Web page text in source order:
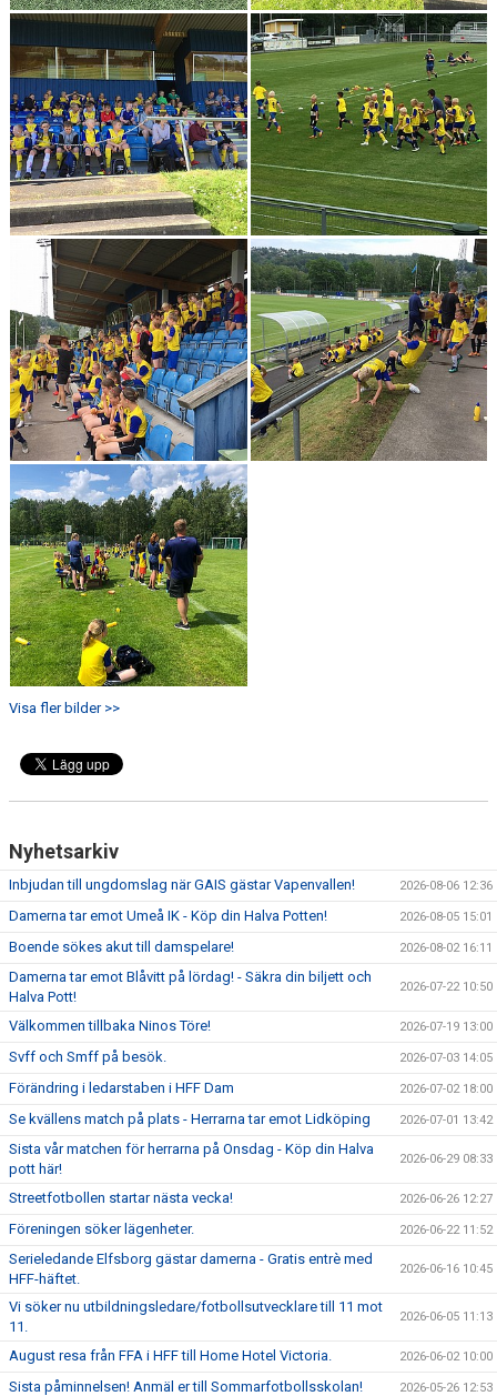
"VAPENDRAGARE 2026"
FRITIDSKORTET/AVGIFTER
Visa fler bilder >>
Nyhetsarkiv
Inbjudan till ungdomslag när GAIS gästar Vapenvallen! 2026-08-06 12:36
Damerna tar emot Umeå IK - Köp din Halva Potten! 2026-08-05 15:01
Boende sökes akut till damspelare! 2026-08-02 16:11
Damerna tar emot Blåvitt på lördag! - Säkra din biljett och
Halva Pott!
2026-07-22 10:50
Välkommen tillbaka Ninos Töre! 2026-07-19 13:00
Svff och Smff på besök. 2026-07-03 14:05
Förändring i ledarstaben i HFF Dam 2026-07-02 18:00
Se kvällens match på plats - Herrarna tar emot Lidköping 2026-07-01 13:42
Sista vår matchen för herrarna på Onsdag - Köp din Halva
pott här!
2026-06-29 08:33
Streetfotbollen startar nästa vecka! 2026-06-26 12:27
Föreningen söker lägenheter. 2026-06-22 11:52
Serieledande Elfsborg gästar damerna - Gratis entrè med
HFF-häftet.
2026-06-16 10:45
Vi söker nu utbildningsledare/fotbollsutvecklare till 11 mot
11.
2026-06-05 11:13
August resa från FFA i HFF till Home Hotel Victoria. 2026-06-02 10:00
Sista påminnelsen! Anmäl er till Sommarfotbollsskolan! 2026-05-26 12:53